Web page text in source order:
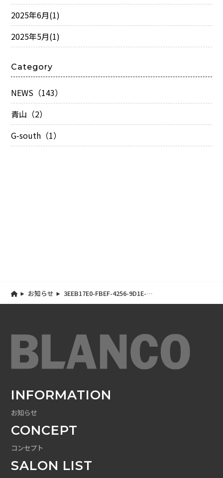
2025年6月(1)
2025年5月(1)
Category
NEWS（143）
青山（2）
G-south（1）
お知らせ
3EEB17E0-FBEF-4256-9D1E-
85621113164B
INFORMATION
お知らせ
CONCEPT
コンセプト
SALON LIST